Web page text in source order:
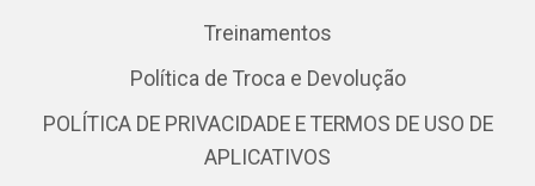
Treinamentos
Política de Troca e Devolução
POLÍTICA DE PRIVACIDADE E TERMOS DE USO DE
APLICATIVOS